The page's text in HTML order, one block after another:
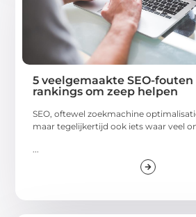
5 veelgemaakte SEO-
rankings om zeep helpen
SEO, oftewel zoekmachine
maar tegelijkertijd ook iets waar veel